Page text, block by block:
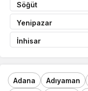
Söğüt
Yenipazar
İnhisar
Adana Adıyaman